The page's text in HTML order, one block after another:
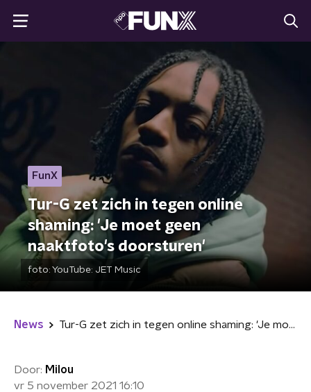
FunX
Tur-G zet zich in tegen online
shaming: 'Je moet geen
naaktfoto's doorsturen'
foto: YouTube: JET Music
News Tur-G zet zich in tegen online shaming: 'Je moet geen naaktfoto's doorsturen'
Door: Milou
vr 5 november 2021 16:10